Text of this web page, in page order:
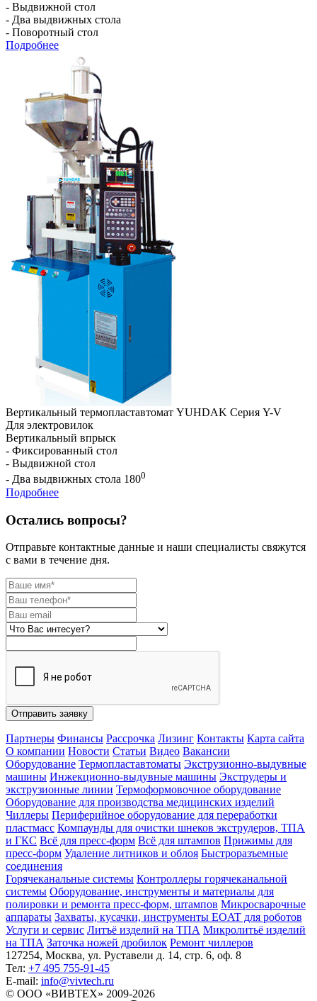
- Выдвижной стол
- Два выдвижных стола
- Поворотный стол
Подробнее
Вертикальный термопластавтомат YUHDAK Серия Y-V
Для электровилок
Вертикальный впрыск
- Фиксированный стол
- Выдвижной стол
- Два выдвижных стола 1800
Подробнее
Остались вопросы?
Отправьте контактные данные и наши специалисты свяжутся
с вами в течение дня.
Отправить заявку
Партнеры Финансы Рассрочка Лизинг Контакты Карта сайта
О компании Новости Статьи Видео Вакансии
Оборудование Термопластавтоматы Экструзионно-выдувные
машины Инжекционно-выдувные машины Экструдеры и
экструзионные линии Термоформовочное оборудование
Оборудование для производства медицинских изделий
Чиллеры Периферийное оборудование для переработки
пластмасс Компаунды для очистки шнеков экструдеров, ТПА
и ГКС Всё для пресс-форм Всё для штампов Прижимы для
пресс-форм Удаление литников и облоя Быстроразъемные
соединения
Горячеканальные системы Контроллеры горячеканальной
системы Оборудование, инструменты и материалы для
полировки и ремонта пресс-форм, штампов Микросварочные
аппараты Захваты, кусачки, инструменты EOAT для роботов
Услуги и сервис Литъё изделий на ТПА Микролитьё изделий
на ТПА Заточка ножей дробилок Ремонт чиллеров
127254, Москва, ул. Руставели д. 14, стр. 6, оф. 8
Тел: +7 495 755-91-45
Е-mail: info@vivtech.ru
© ООО «ВИВТЕХ» 2009-2026